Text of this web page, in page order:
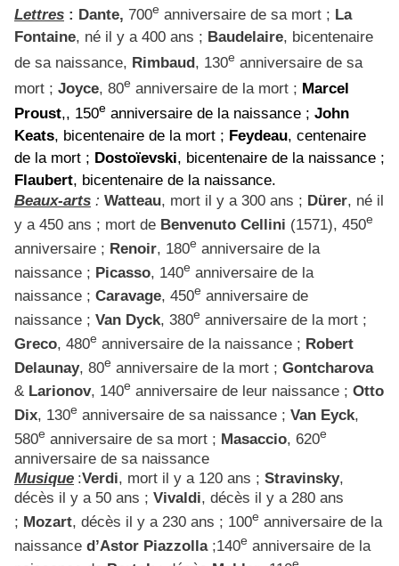
Lettres : Dante, 700e anniversaire de sa mort ; La
Fontaine, né il y a 400 ans ; Baudelaire, bicentenaire
de sa naissance, Rimbaud, 130e anniversaire de sa
mort ; Joyce, 80e anniversaire de la mort ; Marcel
Proust,, 150e anniversaire de la naissance ; John
Keats, bicentenaire de la mort ; Feydeau, centenaire
de la mort ; Dostoïevski, bicentenaire de la naissance ;
Flaubert, bicentenaire de la naissance.
Beaux-arts : Watteau, mort il y a 300 ans ; Dürer, né il
y a 450 ans ; mort de Benvenuto Cellini (1571), 450e
anniversaire ; Renoir, 180e anniversaire de la
naissance ; Picasso, 140e anniversaire de la
naissance ; Caravage, 450e anniversaire de
naissance ; Van Dyck, 380e anniversaire de la mort ;
Greco, 480e anniversaire de la naissance ; Robert
Delaunay, 80e anniversaire de la mort ; Gontcharova
& Larionov, 140e anniversaire de leur naissance ; Otto
Dix, 130e anniversaire de sa naissance ; Van Eyck,
580e anniversaire de sa mort ; Masaccio, 620e
anniversaire de sa naissance
Musique :Verdi, mort il y a 120 ans ; Stravinsky,
décès il y a 50 ans ; Vivaldi, décès il y a 280 ans
; Mozart, décès il y a 230 ans ; 100e anniversaire de la
naissance d’Astor Piazzolla ;140e anniversaire de la